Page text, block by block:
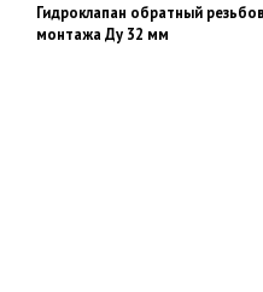
Гидроклапан обратный
монтажа Ду 32 мм